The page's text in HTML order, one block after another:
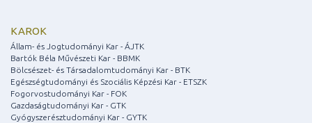
KAROK
Állam- és Jogtudományi Kar - ÁJTK
Bartók Béla Művészeti Kar - BBMK
Bölcsészet- és Társadalomtudományi Kar - BTK
Egészségtudományi és Szociális Képzési Kar - ETSZK
Fogorvostudományi Kar - FOK
Gazdaságtudományi Kar - GTK
Gyógyszerésztudományi Kar - GYTK